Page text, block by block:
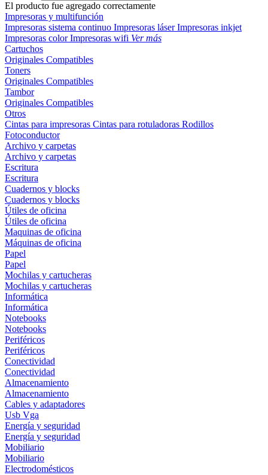
El producto fue agregado correctamente
Impresoras y multifunción
Impresoras sistema continuo Impresoras láserImpresoras inkjet
Impresoras colorImpresoras wifi Ver más
Cartuchos
Originales Compatibles
Toners
Originales Compatibles
Tambor
Originales Compatibles
Otros
Cintas para impresoras Cintas para rotuladoras Rodillos
Fotoconductor
Archivo y carpetas
Archivo y carpetas
Escritura
Escritura
Cuadernos y blocks
Cuadernos y blocks
Útiles de oficina
Útiles de oficina
Maquinas de oficina
Máquinas de oficina
Papel
Papel
Mochilas y cartucheras
Mochilas y cartucheras
Informática
Informática
Notebooks
Notebooks
Periféricos
Periféricos
Conectividad
Conectividad
Almacenamiento
Almacenamiento
Cables y adaptadores
Usb Vga
Energía y seguridad
Energía y seguridad
Mobiliario
Mobiliario
Electrodomésticos